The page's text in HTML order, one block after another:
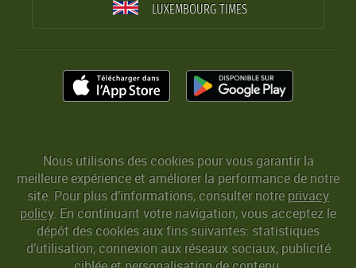
LUXEMBOURG TIMES
Nous utilisons des cookies pour vous garantir la
meilleure expérience et améliorer la performance de notre
site. Pour plus d’informations, consulter notreprivacy
policy. En continuant votre navigation, vous acceptez le
dépôt des cookies aux fins suivantes: statistiques
d’utilisation, connexion aux réseaux sociaux, publicité